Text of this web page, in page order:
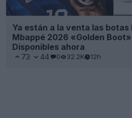
Ya están a la venta las
Mbappé 2026 «Golden
Disponibles ahora
73 44 0 32.2K 12h